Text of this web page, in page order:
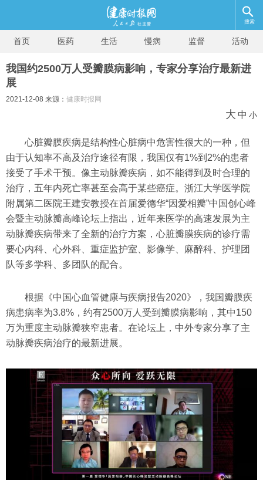
搜索
首页 医药 生活 慢病 监督 活动
我国约2500万人受瓣膜病影响，专家分享治疗最新进
展
2021-12-08 来源： 健康时报网
大 中 小
心脏瓣膜疾病是结构性心脏病中危害性很大的一种，但
由于认知率不高及治疗途径有限，我国仅有1%到2%的患者
接受了手术干预。像主动脉瓣疾病，如不能得到及时合理的
治疗，五年内死亡率甚至会高于某些癌症。浙江大学医学院
附属第二医院王建安教授在首届爱德华“因爱相瓣”中国创心峰
会暨主动脉瓣高峰论坛上指出，近年来医学的高速发展为主
动脉瓣疾病带来了全新的治疗方案，心脏瓣膜疾病的诊疗需
要心内科、心外科、重症监护室、影像学、麻醉科、护理团
队等多学科、多团队的配合。
根据《中国心血管健康与疾病报告2020》，我国瓣膜疾
病患病率为3.8%，约有2500万人受到瓣膜病影响，其中150
万为重度主动脉瓣狭窄患者。在论坛上，中外专家分享了主
动脉瓣疾病治疗的最新进展。